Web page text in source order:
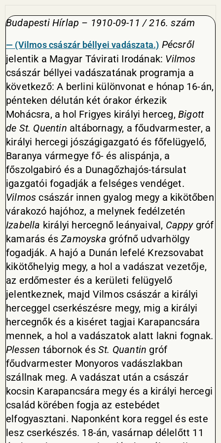
Budapesti Hírlap – 1910-09-11 / 216. szám
— (Vilmos császár béllyei vadászata.) Pécsről
jelentik a Magyar Távirati Irodának: Vilmos
császár béllyei vadászatának programja a
következő: A berlini különvonat e hónap 16-án,
pénteken délután két órakor érkezik
Mohácsra, a hol Frigyes királyi herceg,Bigott
de St. Quentin altábornagy, a főudvarmester, a
királyi hercegi jószágigazgató és főfelügyelő,
Baranya vármegye fő- és alispánja, a
főszolgabiró és a Dunagőzhajós-társulat
igazgatói fogadják a felséges vendéget.
Vilmos császár innen gyalog megy a kikötőben
várakozó hajóhoz, a melynek fedélzetén
Izabella királyi hercegnő leányaival, Cappygróf
kamarás ésZamoyska grófnő udvarhölgy
fogadják. A hajó a Dunán lefelé Krezsovabat
kikötőhelyig megy, a hol a vadászat vezetője,
az erdőmester és a kerületi felügyelő
jelentkeznek, majd Vilmos császár a királyi
herceggel cserkészésre megy, mig a királyi
hercegnők és a kiséret tagjai Karapancsára
mennek, a hol a vadászatok alatt lakni fognak.
Plessen tábornok ésSt. Quantin gróf
főudvarmester Monyoros vadászlakban
szállnak meg. A vadászat után a császár
kocsin Karapancsára megy és a királyi hercegi
család körében fogja az estebédet
elfogyasztani. Naponként kora reggel és este
lesz cserkészés. 18-án, vasárnap délelőtt 11